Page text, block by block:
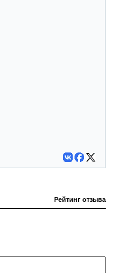
Рейтинг отзыва